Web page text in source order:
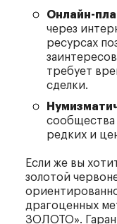
Онлайн-
через
ресурсах
требует
сделки.
сообщества
редких и
Если же вы
золотой
драгоценных
ЗОЛОТО».